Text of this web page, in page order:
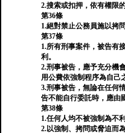
2.搜索或扣押，依有權限
第36條
1.絕對禁止公務員施以拷
第37條
1.所有刑事案件，被告有
利。
2.刑事被告，應予充分機
用公費依強制程序為自己
3.刑事被告，無論在任何
告不能自行委託時，應由
第38條
1.任何人均不被強制為不
2.以強制、拷問或脅迫而